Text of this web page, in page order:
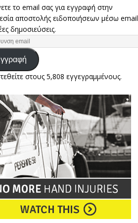
το email σας για εγγραφή στην
αποστολής ειδοποιήσεων μέσω email
δημοσιεύσεις.
στους 5,808 εγγεγραμμένους.